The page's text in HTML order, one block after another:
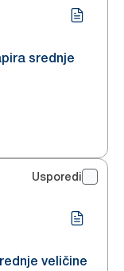
srednje
Usporedi
veličine